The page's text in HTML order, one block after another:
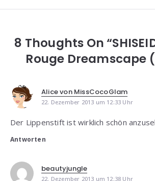
8 Thoughts On
Rouge Dreamscape
Alice von MissCocoGlam
22. Dezember 2013 um 12:33 Uhr
Der Lippenstift ist wirklich schön
Antworten
beautyjungle
22. Dezember 2013 um 12:38 Uhr